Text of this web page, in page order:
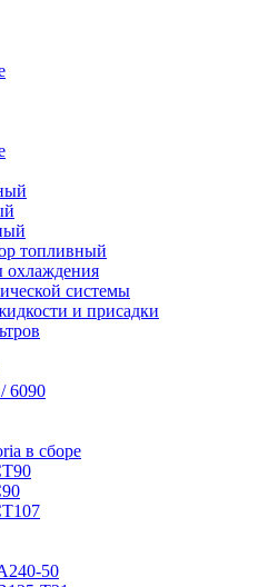
топливный
охлаждения
системы
и присадки
6090
в сборе
50